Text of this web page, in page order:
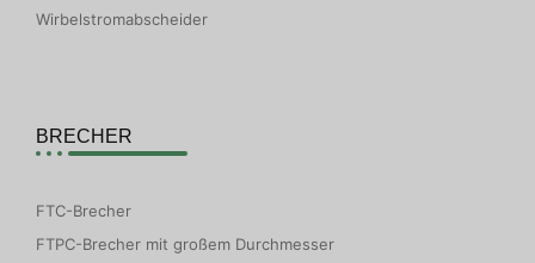
Wirbelstromabscheider
BRECHER
FTC-Brecher
FTPC-Brecher mit großem Durchmesser